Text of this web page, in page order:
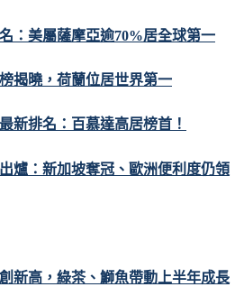
：美屬薩摩亞逾70%居全球第一
揭曉，荷蘭位居世界第一
新排名：百慕達高居榜首！
爐：新加坡奪冠、歐洲便利度仍領
新高，綠茶、鰤魚帶動上半年成長